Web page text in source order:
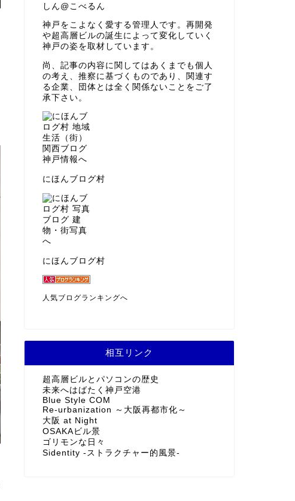
しん@こべるん
神戸をこよなく愛する管理人です。再開発
や超高層ビルの誕生によって変化していく
神戸の姿を取材しています。
尚、記事の内容に関してはあくまでも個人
の考え、推察に基づくものであり、関連す
る企業、団体とは全く関係ないことをご了
承下さい。
にほんブログ村
にほんブログ村
人気ブログランキングへ
相互リンク
超高層ビルとパソコンの歴史
未来へはばたく神戸空港
Blue Style COM
Re-urbanization ～大阪再都市化～
大阪 at Night
OSAKAビル景
ゴリモンな日々
Sidentity -ストラクチャー的風景-